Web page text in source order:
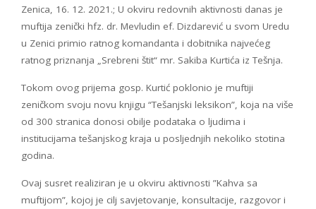
Zenica, 16. 12. 2021.; U okviru redovnih aktivnosti danas je
muftija zenički hfz. dr. Mevludin ef. Dizdarević u svom Uredu
u Zenici primio ratnog komandanta i dobitnika najvećeg
ratnog priznanja „Srebreni štit“ mr. Sakiba Kurtića iz Tešnja.
Tokom ovog prijema gosp. Kurtić poklonio je muftiji
zeničkom svoju novu knjigu “Tešanjski leksikon”, koja na više
od 300 stranica donosi obilje podataka o ljudima i
institucijama tešanjskog kraja u posljednjih nekoliko stotina
godina.
Ovaj susret realiziran je u okviru aktivnosti ”Kahva sa
muftijom”, kojoj je cilj savjetovanje, konsultacije, razgovor i